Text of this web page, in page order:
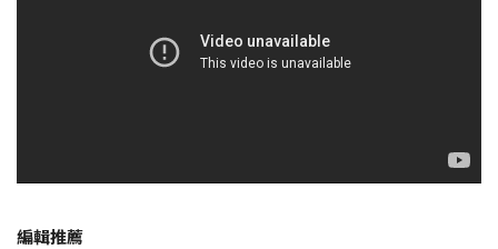
編輯推薦